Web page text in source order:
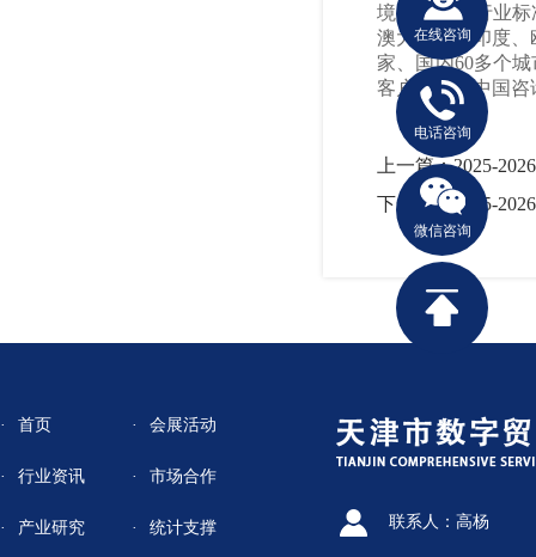
境服务领域行业
澳大利亚、印度、
家、国内60多个
客户信赖的中国咨
上一篇：2025-
下一篇：2025-
首页
行业资讯
产业研究
会展活动
市场合作
统计支撑 联系人：高杨
在线咨询
电话咨询
微信咨询